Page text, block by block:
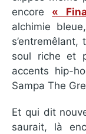
encore «
alchimie
s’entremêlant,
soul riche et
accents hip-
Sampa The
Et qui dit
saurait, là